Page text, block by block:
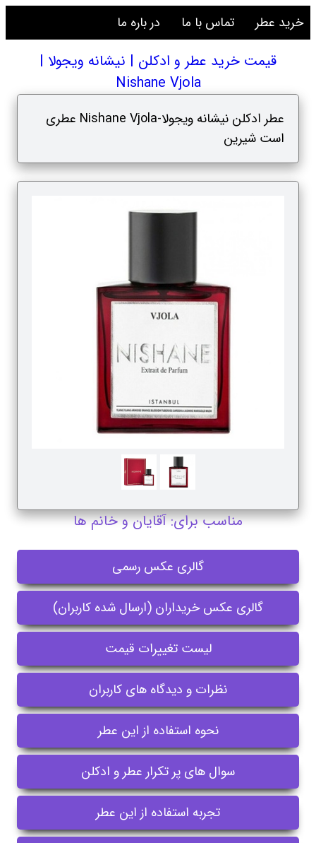
خرید عطر تماس با ما در باره ما
قیمت خرید عطر و ادکلن | نیشانه ویجولا |
Nishane Vjola
عطر ادکلن نیشانه ویجولا-Nishane Vjola عطری
است شیرین
مناسب برای: آقایان و خانم ها
گالری عکس رسمی
گالری عکس خریداران (ارسال شده کاربران)
لیست تغییرات قیمت
نظرات و دیدگاه های کاربران
نحوه استفاده از این عطر
سوال های پر تکرار عطر و ادکلن
تجربه استفاده از این عطر